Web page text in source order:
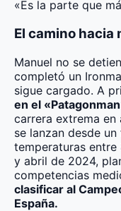
«Es la parte que
El camino
Manuel no se
completó un
sigue cargado. A
en el
carrera extrema en
se lanzan desde
temperaturas entre
y abril de 2024,
competencias
clasificar al
España.